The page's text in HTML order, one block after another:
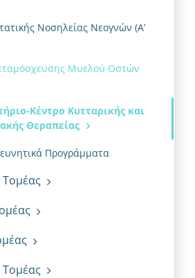
Νοσηλείας Νεογνών (Α’
Μυελού Οστών
Κέντρο Κυτταρικής και
Θεραπείας
Προγράμματα
Τομέας
Τομέας